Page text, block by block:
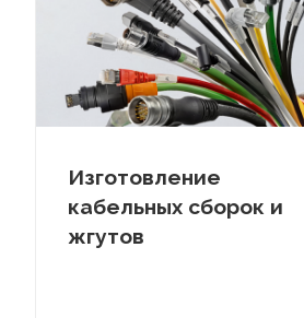
Изготовление
кабельных сборок и
жгутов